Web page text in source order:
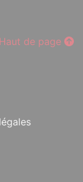
Haut de page